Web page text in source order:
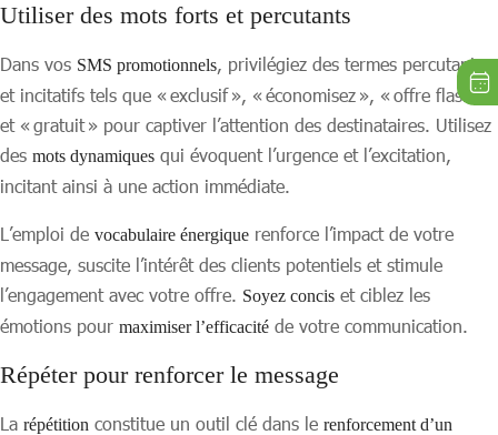
Utiliser des mots forts et percutants
Dans vos SMS promotionnels, privilégiez des termes percutants
et incitatifs tels que « exclusif », « économisez », « offre flash »
et « gratuit » pour captiver l’attention des destinataires. Utilisez
des mots dynamiques qui évoquent l’urgence et l’excitation,
incitant ainsi à une action immédiate.
L’emploi de vocabulaire énergique renforce l’impact de votre
message, suscite l’intérêt des clients potentiels et stimule
l’engagement avec votre offre. Soyez concis et ciblez les
émotions pour maximiser l’efficacité de votre communication.
Répéter pour renforcer le message
La répétition constitue un outil clé dans le renforcement d’un